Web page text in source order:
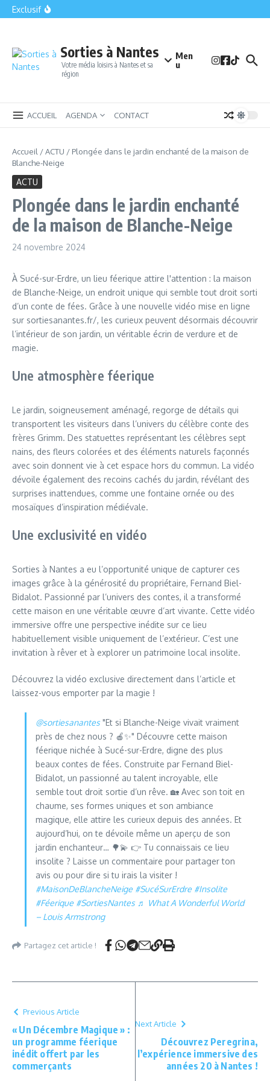
Aller au contenu
Exclusif
Bomb Squad Nantes : la sortie insolite qui met vos nerfs à
près de Nantes
Sorties à Nantes
Votre média loisirs à Nantes et sa
région
Men
u
ACCUEIL AGENDA CONTACT
Accueil /ACTU / Plongée dans le jardin enchanté de la maison de
Blanche-Neige
ACTU
Plongée dans le jardin enchanté
de la maison de Blanche-Neige
24 novembre 2024
À Sucé-sur-Erdre, un lieu féerique attire l'attention : la maison
de Blanche-Neige, un endroit unique qui semble tout droit sorti
d’un conte de fées. Grâce à une nouvelle vidéo mise en ligne
sur sortiesanantes.fr/, les curieux peuvent désormais découvrir
l’intérieur de son jardin, un véritable écrin de verdure et de
magie.
Une atmosphère féerique
Le jardin, soigneusement aménagé, regorge de détails qui
transportent les visiteurs dans l’univers du célèbre conte des
frères Grimm. Des statuettes représentant les célèbres sept
nains, des fleurs colorées et des éléments naturels façonnés
avec soin donnent vie à cet espace hors du commun. La vidéo
dévoile également des recoins cachés du jardin, révélant des
surprises inattendues, comme une fontaine ornée ou des
mosaïques d’inspiration médiévale.
Une exclusivité en vidéo
Sorties à Nantes a eu l’opportunité unique de capturer ces
images grâce à la générosité du propriétaire, Fernand Biel-
Bidalot. Passionné par l’univers des contes, il a transformé
cette maison en une véritable œuvre d’art vivante. Cette vidéo
immersive offre une perspective inédite sur ce lieu
habituellement visible uniquement de l’extérieur. C’est une
invitation à rêver et à explorer un patrimoine local insolite.
Découvrez la vidéo exclusive directement dans l’article et
laissez-vous emporter par la magie !
@sortiesanantes "Et si Blanche-Neige vivait vraiment
près de chez nous ? 🍎✨" Découvre cette maison
féerique nichée à Sucé-sur-Erdre, digne des plus
beaux contes de fées. Construite par Fernand Biel-
Bidalot, un passionné au talent incroyable, elle
semble tout droit sortie d’un rêve. 🏡 Avec son toit en
chaume, ses formes uniques et son ambiance
magique, elle attire les curieux depuis des années. Et
aujourd’hui, on te dévoile même un aperçu de son
jardin enchanteur… 🌳💫 👉 Tu connaissais ce lieu
insolite ? Laisse un commentaire pour partager ton
avis ou pour dire si tu irais la visiter !
#MaisonDeBlancheNeige #SucéSurErdre #Insolite
#Féerique #SortiesNantes ♬ What A Wonderful World
– Louis Armstrong
Partagez cet article !
Previous Article
« Un Décembre Magique » :
un programme féerique
inédit offert par les
commerçants
Next Article
Découvrez Peregrina,
l’expérience immersive des
années 20 à Nantes !